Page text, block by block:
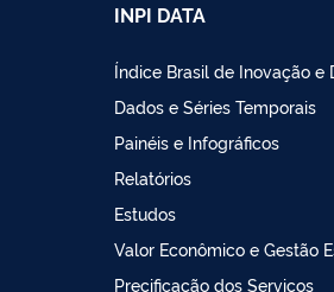
INPI DATA
Índice Brasil de Inovação e
Dados e Séries Temporais
Painéis e Infográficos
Relatórios
Estudos
Valor Econômico e Gestão
Precificação dos Serviços